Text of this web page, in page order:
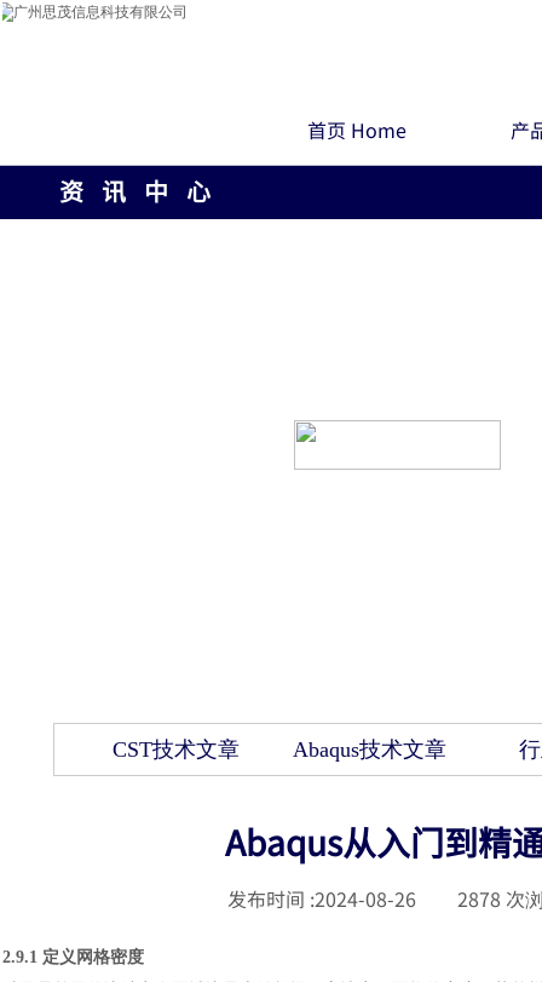
首页 Home 产
资 讯 中 心
CST技术文章 Abaqus技术文章
Abaqus从入门到精
发布时间 :2024-08-26 2878 次
2.9.1 定义网格密度